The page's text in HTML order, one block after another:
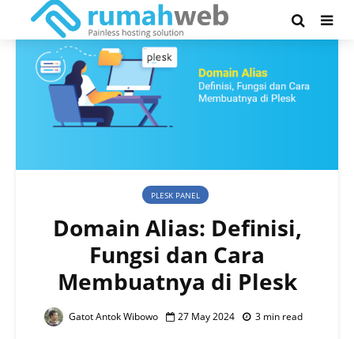
PLESK PANEL
Domain Alias: Definisi,
Fungsi dan Cara
Membuatnya di Plesk
Gatot Antok Wibowo 27 May 2024 3 min read